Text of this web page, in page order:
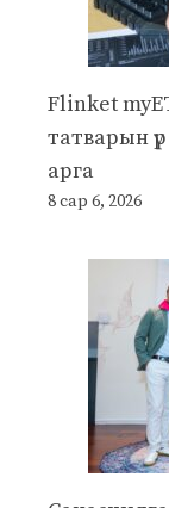
Flinket
татварын
арга
8 сар 6, 2026